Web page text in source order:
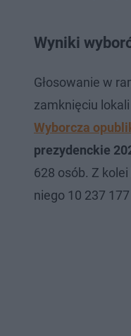
Wyniki
Głosowanie w
zamknięciu
Wyborcza
prezydenckie
628 osób. Z
niego 10 237